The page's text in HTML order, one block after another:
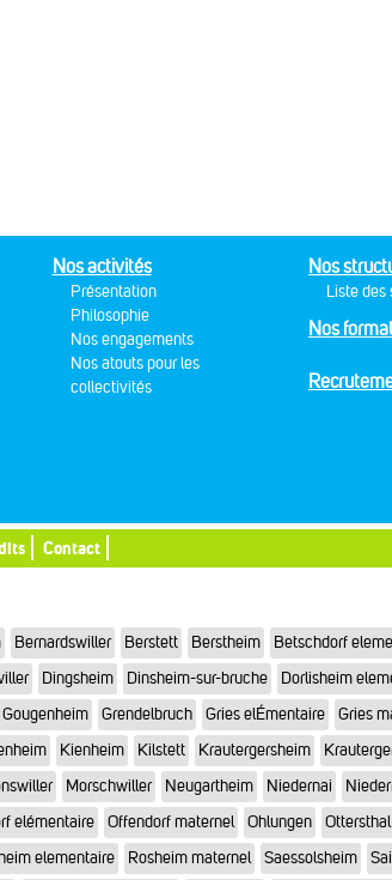
Nos activités
Présentation
Philosophie
Nos engagements
Nos atouts pour les
collectivités
Nos
Liste des
Nos
Contact
Bernardswiller Berstett Berstheim Betschdorf
Dingsheim Dinsheim-sur-bruche Dorlisheim
Gougenheim Grendelbruch Gries elÉmentaire Gries
Kienheim Kilstett Krautergersheim
Morschwiller Neugartheim Niedernai
elémentaire Offendorf maternel Ohlungen Ottersthal
elementaire Rosheim maternel Saessolsheim